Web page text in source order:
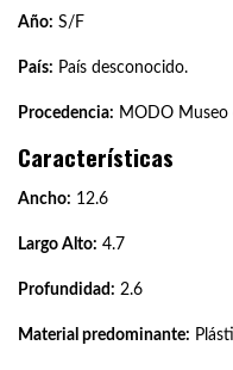
Año: S/F
País: País desconocido.
Procedencia: MODO Museo
Características
Ancho: 12.6
Largo Alto: 4.7
Profundidad: 2.6
Material predominante: